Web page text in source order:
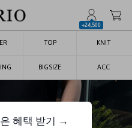
+24,500
TOP KNIT
BIGSIZE ACC
혜택 받기 →